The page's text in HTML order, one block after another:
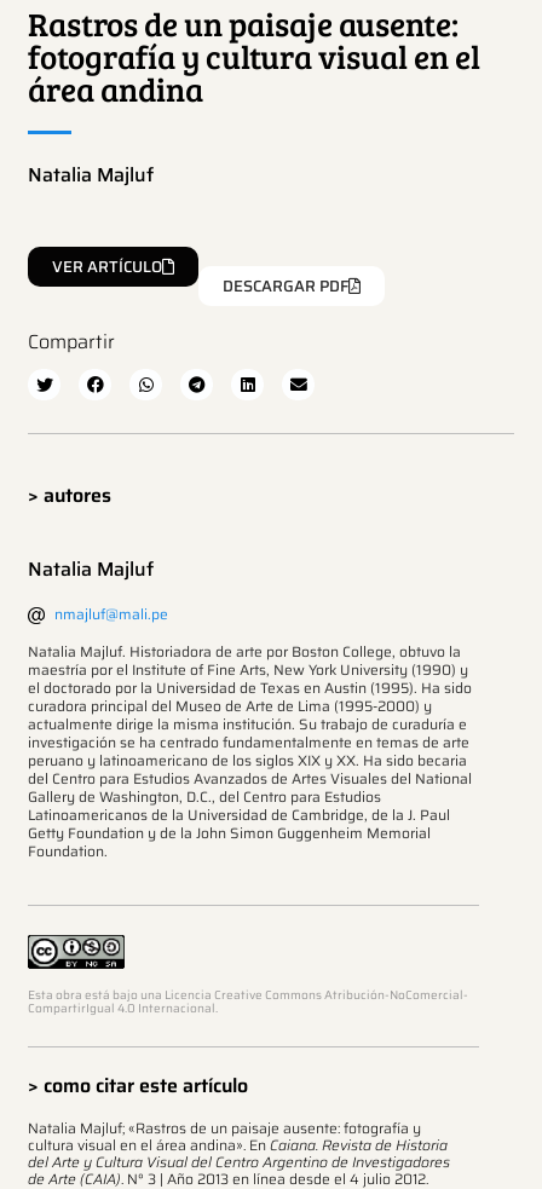
Rastros de un paisaje ausente:
fotografía y cultura visual en el
área andina
Natalia Majluf
VER ARTÍCULO
DESCARGAR PDF
Compartir
> autores
Natalia Majluf
nmajluf@mali.pe
Natalia Majluf. Historiadora de arte por Boston College, obtuvo la
maestría por el Institute of Fine Arts, New York University (1990) y
el doctorado por la Universidad de Texas en Austin (1995). Ha sido
curadora principal del Museo de Arte de Lima (1995-2000) y
actualmente dirige la misma institución. Su trabajo de curaduría e
investigación se ha centrado fundamentalmente en temas de arte
peruano y latinoamericano de los siglos XIX y XX. Ha sido becaria
del Centro para Estudios Avanzados de Artes Visuales del National
Gallery de Washington, D.C., del Centro para Estudios
Latinoamericanos de la Universidad de Cambridge, de la J. Paul
Getty Foundation y de la John Simon Guggenheim Memorial
Foundation.
Esta obra está bajo una Licencia Creative Commons Atribución-NoComercial-
CompartirIgual 4.0 Internacional.
> como citar este artículo
Natalia Majluf; «Rastros de un paisaje ausente: fotografía y
cultura visual en el área andina». EnCaiana. Revista de Historia
del Arte y Cultura Visual del Centro Argentino de Investigadores
de Arte (CAIA). N° 3 | Año 2013 en línea desde el 4 julio 2012.